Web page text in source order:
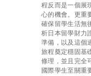
程反而是一個展
心的機會。更重
確保留學生活無
析日本留學財力
準備，以及這個
旅程奠定穩固基
條理，並且完全
國際學生至關重